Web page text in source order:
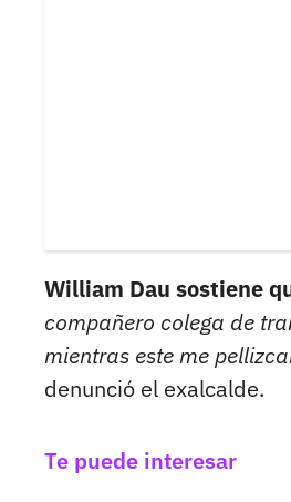
William Dau sostiene
compañero colega de
mientras este me
denunció el exalcalde.
Te puede interesar